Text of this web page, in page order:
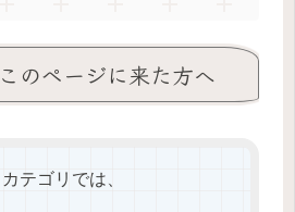
のページに来た方へ
テゴリでは、